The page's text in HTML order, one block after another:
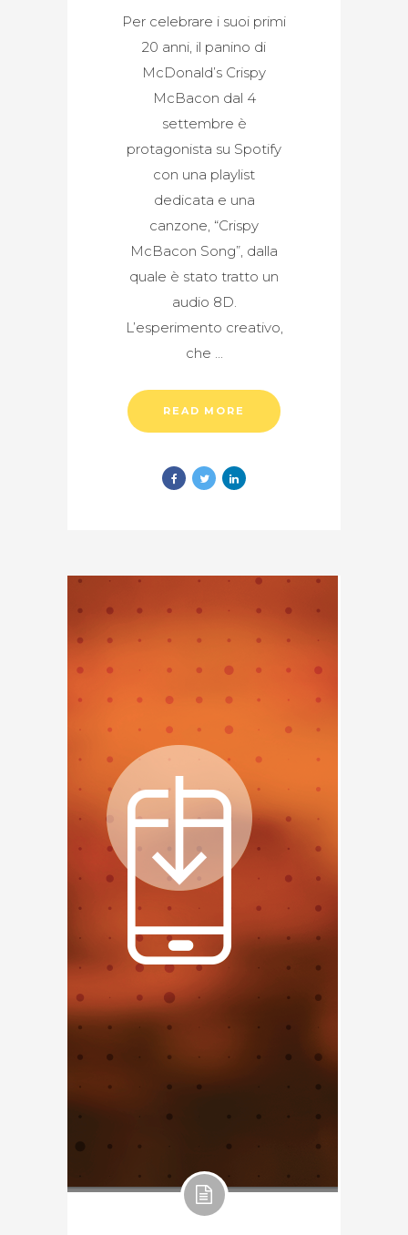
Per celebrare i suoi primi
20 anni, il panino di
McDonald’s Crispy
McBacon dal 4
settembre è
protagonista su Spotify
con una playlist
dedicata e una
canzone, “Crispy
McBacon Song”, dalla
quale è stato tratto un
audio 8D.
L’esperimento creativo,
che
READ MORE